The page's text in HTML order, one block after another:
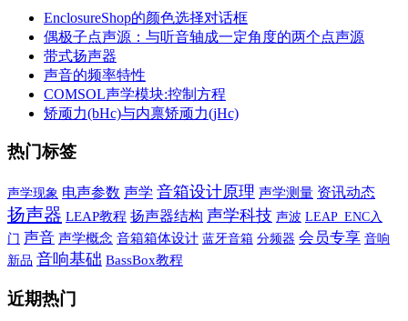
EnclosureShop的颜色选择对话框
偶极子点声源：与听音轴成一定角度的两个点声源
带式扬声器
声音的频率特性
COMSOL声学模块:控制方程
矫顽力(bHc)与内禀矫顽力(jHc)
热门标签
声学现象 电声参数 声学 音箱设计原理 声学测量 资讯动态
扬声器 LEAP教程 扬声器结构 声学科技 声波 LEAP_ENC入
门 声音 声学概念 音箱箱体设计 蓝牙音箱 分频器 会员专享 音响
新品 音响基础 BassBox教程
近期热门